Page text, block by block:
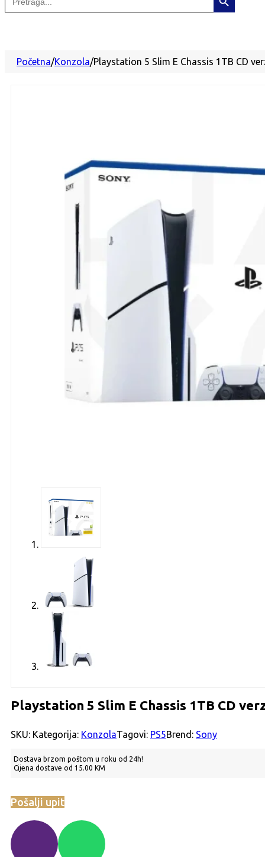
for:
Početna/Konzola/Playstation 5 Slim E Chassis 1TB CD
Playstation 5 Slim E Chassis 1TB CD
SKU: Kategorija: KonzolaTagovi: PS5Brend: Sony
Dostava brzom poštom u roku od 24h!
Cijena dostave od 15.00 KM
Pošalji upit